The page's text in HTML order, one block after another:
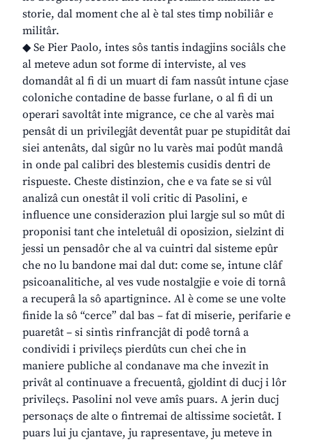
storie, dal moment che al è tal stes timp nobiliâr e
militâr.
◆ Se Pier Paolo, intes sôs tantis indagjins sociâls che
al meteve adun sot forme di interviste, al ves
domandât al fi di un muart di fam nassût intune cjase
coloniche contadine de basse furlane, o al fi di un
operari savoltât inte migrance, ce che al varès mai
pensât di un privilegjât deventât puar pe stupiditât dai
siei antenâts, dal sigûr no lu varès mai podût mandâ
in onde pal calibri des blestemis cusidis dentri de
rispueste. Cheste distinzion, che e va fate se si vûl
analizâ cun onestât il voli critic di Pasolini, e
influence une considerazion plui largje sul so mût di
proponisi tant che inteletuâl di oposizion, sielzint di
jessi un pensadôr che al va cuintri dal sisteme epûr
che no lu bandone mai dal dut: come se, intune clâf
psicoanalitiche, al ves vude nostalgjie e voie di tornâ
a recuperâ la sô apartignince. Al è come se une volte
finide la sô “cerce” dal bas – fat di miserie, perifarie e
puaretât – si sintìs rinfrancjât di podê tornâ a
condividi i privileçs pierdûts cun chei che in
maniere publiche al condanave ma che invezit in
privât al continuave a frecuentâ, gjoldint di ducj i lôr
privileçs. Pasolini nol veve amîs puars. A jerin ducj
personaçs de alte o fintremai de altissime societât. I
puars lui ju cjantave, ju rapresentave, ju meteve in